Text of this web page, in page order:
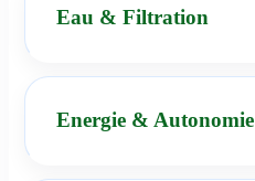
Eau & Filtration
Energie & Autonomie